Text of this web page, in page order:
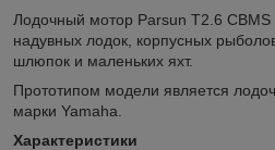
Лодочный мотор Parsun T2.6 CBMS
надувных лодок, корпусных
шлюпок и маленьких яхт.
Прототипом модели является
марки Yamaha.
Характеристики